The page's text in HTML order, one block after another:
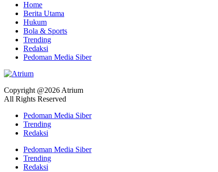
Home
Berita Utama
Hukum
Bola & Sports
Trending
Redaksi
Pedoman Media Siber
Copyright @2026 Atrium
All Rights Reserved
Pedoman Media Siber
Trending
Redaksi
Pedoman Media Siber
Trending
Redaksi